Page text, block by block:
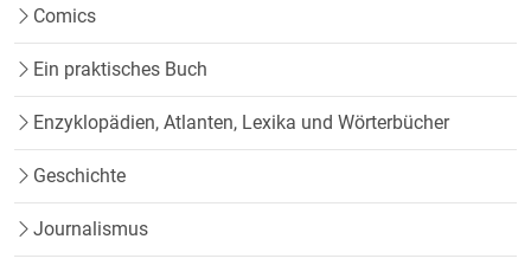
Comics
Ein praktisches Buch
Enzyklopädien, Atlanten, Lexika und Wörterbücher
Geschichte
Journalismus